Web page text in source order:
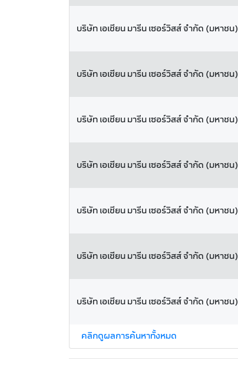
บริษัท เอเชียน มารีน เซอร์วิสส์ จำกัด (มหาชน)
บริษัท เอเชียน มารีน เซอร์วิสส์ จำกัด (มหาชน)
บริษัท เอเชียน มารีน เซอร์วิสส์ จำกัด (มหาชน)
บริษัท เอเชียน มารีน เซอร์วิสส์ จำกัด (มหาชน)
บริษัท เอเชียน มารีน เซอร์วิสส์ จำกัด (มหาชน)
บริษัท เอเชียน มารีน เซอร์วิสส์ จำกัด (มหาชน)
บริษัท เอเชียน มารีน เซอร์วิสส์ จำกัด (มหาชน)
คลิกดูผลการค้นหาทั้งหมด